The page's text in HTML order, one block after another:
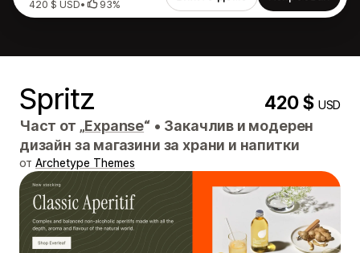
420 $ USD• 93%
Spritz 420 $USD
Част от „Expanse“ • Закачлив и модерен
дизайн за магазини за храни и напитки
от Archetype Themes